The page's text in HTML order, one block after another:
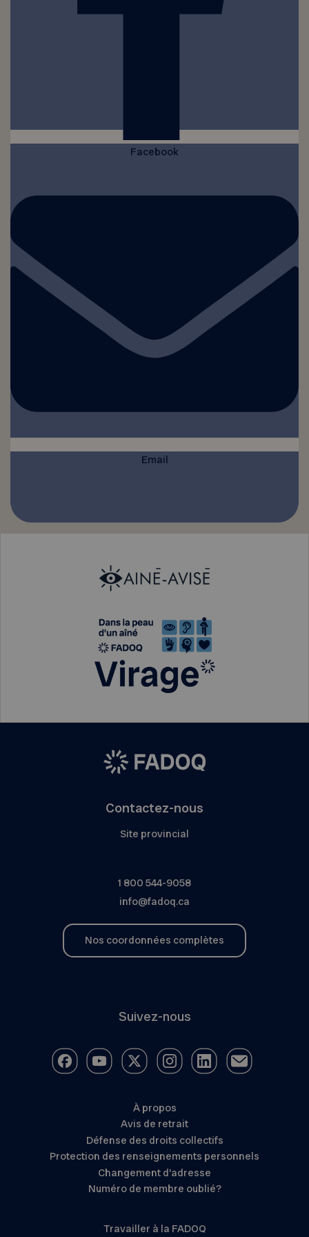
Facebook
Email
Contactez-nous
Site provincial
1 800 544-9058
info@fadoq.ca
Nos coordonnées complètes
Suivez-nous
À propos
Avis de retrait
Défense des droits collectifs
Protection des renseignements personnels
Changement d’adresse
Numéro de membre oublié?
Travailler à la FADOQ